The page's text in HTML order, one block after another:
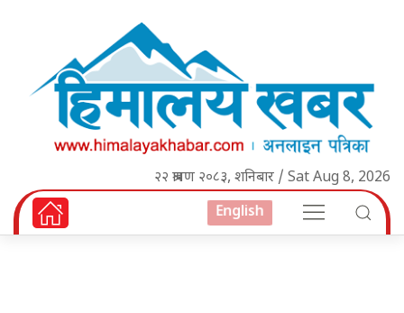
२२ श्रावण २०८३, शनिबार / Sat Aug 8, 2026
English